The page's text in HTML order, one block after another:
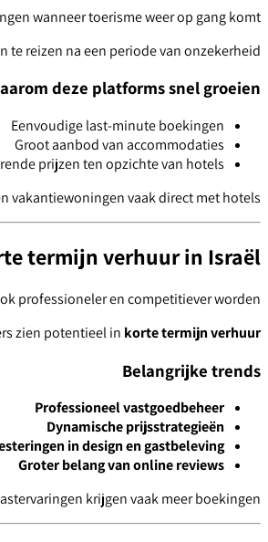
wanneer toerisme weer op gang komt.
reizen na een periode van onzekerheid.
deze platforms snel groeien
Eenvoudige last-minute boekingen
Groot aanbod van accommodaties
prijzen ten opzichte van hotels
vakantiewoningen vaak direct met hotels.
termijn verhuur in Israël
professioneler en competitiever worden.
zien potentieel in korte termijn verhuur
Belangrijke trends
Professioneel vastgoedbeheer
Dynamische prijsstrategieën
in design en gastbeleving
Groter belang van online reviews
krijgen vaak meer boekingen.